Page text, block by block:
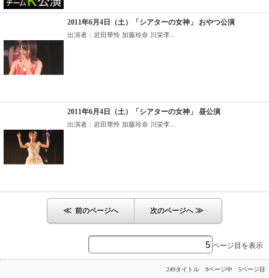
2011年6月4日（土）「シアターの女神」 おやつ公演
出演者：岩田華怜 加藤玲奈 川栄李...
2011年6月4日（土）「シアターの女神」 昼公演
出演者：岩田華怜 加藤玲奈 川栄李...
≪ 前のページへ 次のページへ≫
ページ目を表示
249タイトル 9ページ中 5ページ目